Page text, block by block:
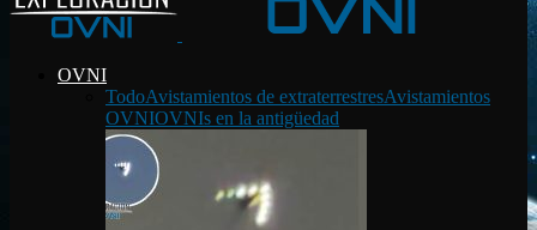
OVNI
TodoAvistamientos de extraterrestresAvistamientos
OVNIOVNIs en la antigüedad